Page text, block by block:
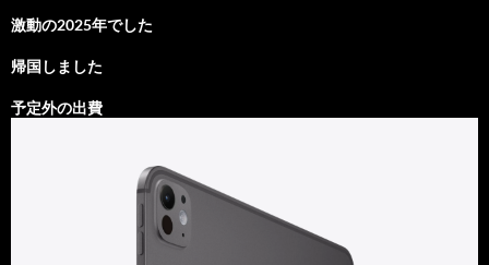
激動の2025年でした
帰国しました
予定外の出費